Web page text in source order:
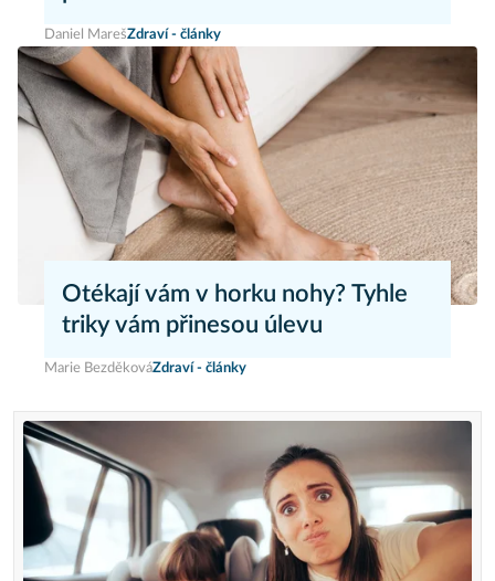
Daniel MarešZdraví - články
Otékají vám v horku nohy? Tyhle
triky vám přinesou úlevu
Marie BezděkováZdraví - články